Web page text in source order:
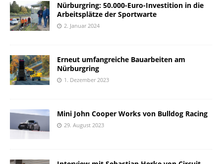
Nürburgring: 50.000-Euro-Investition in die
Arbeitsplätze der Sportwarte
2. Januar 2024
Erneut umfangreiche Bauarbeiten am
Nürburgring
1. Dezember 2023
Mini John Cooper Works von Bulldog Racing
29. August 2023